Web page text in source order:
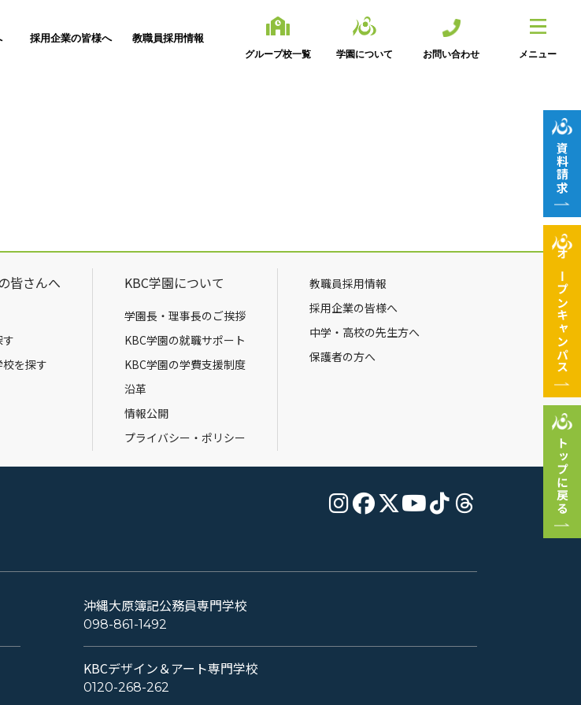
採用企業の皆様へ 教職員採用情報
グループ校一覧 学園について お問い合わせ メニュー
皆さんへ
を探す
KBC学園について
学園長・理事長のご挨拶
KBC学園の就職サポート
KBC学園の学費支援制度
沿革
情報公開
プライバシー・ポリシー
教職員採用情報
採用企業の皆様へ
中学・高校の先生方へ
保護者の方へ
沖縄大原簿記公務員専門学校
098-861-1492
KBCデザイン＆アート専門学校
0120-268-262
資料請求
オープン
キャンパス
トップに戻る